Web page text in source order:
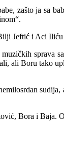
zašto ja sa
Jeftić i Aci
sprava
ali Boru tako
Bora i Baja.